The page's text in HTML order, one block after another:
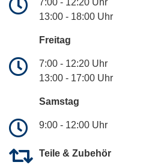
7:00 - 12:20 Uhr
13:00 - 18:00 Uhr
Freitag
7:00 - 12:20 Uhr
13:00 - 17:00 Uhr
Samstag
9:00 - 12:00 Uhr
Teile & Zubehör